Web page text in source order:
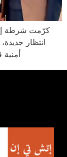
كرّمت شرطة
انتظار